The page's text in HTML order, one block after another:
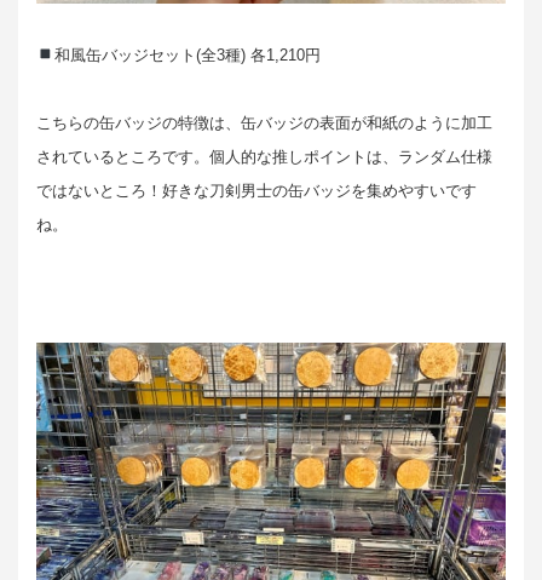
和風缶バッジセット(全3種) 各1,210円
こちらの缶バッジの特徴は、缶バッジの表面が和紙のように加工
されているところです。個人的な推しポイントは、ランダム仕様
ではないところ！好きな刀剣男士の缶バッジを集めやすいです
ね。